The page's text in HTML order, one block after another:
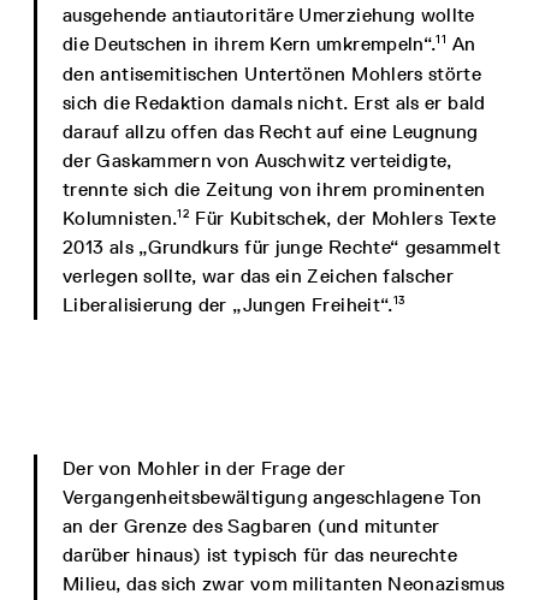
ausgehende antiautoritäre Umerziehung wollte
die Deutschen in ihrem Kern umkrempeln“.11 An
den antisemitischen Untertönen Mohlers störte
sich die Redaktion damals nicht. Erst als er bald
darauf allzu offen das Recht auf eine Leugnung
der Gaskammern von Auschwitz verteidigte,
trennte sich die Zeitung von ihrem prominenten
Kolumnisten.12 Für Kubitschek, der Mohlers Texte
2013 als „Grundkurs für junge Rechte“ gesammelt
verlegen sollte, war das ein Zeichen falscher
Liberalisierung der „Jungen Freiheit“.13
Der von Mohler in der Frage der
Vergangenheitsbewältigung angeschlagene Ton
an der Grenze des Sagbaren (und mitunter
darüber hinaus) ist typisch für das neurechte
Milieu, das sich zwar vom militanten Neonazismus